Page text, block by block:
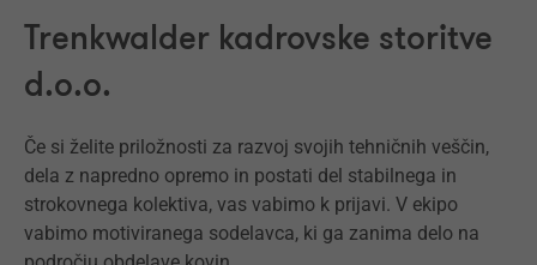
Trenkwalder kadrovske storitve
d.o.o.
Če si želite priložnosti za razvoj svojih tehničnih veščin,
dela z napredno opremo in postati del stabilnega in
strokovnega kolektiva, vas vabimo k prijavi. V ekipo
vabimo motiviranega sodelavca, ki ga zanima delo na